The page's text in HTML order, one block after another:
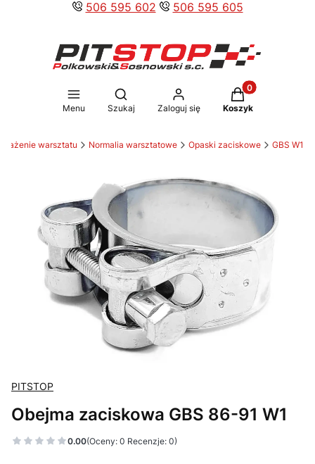
506 595 602 506 595 605
Menu
Otwórz wyszukiwarkę
Szukaj Zaloguj się
Produkty w
Koszyk
warsztatu Normalia warsztatowe Opaski zaciskowe GBS W1
PITSTOP
Obejma zaciskowa GBS 86-91 W1
0.00(Oceny: 0 Recenzje: 0)